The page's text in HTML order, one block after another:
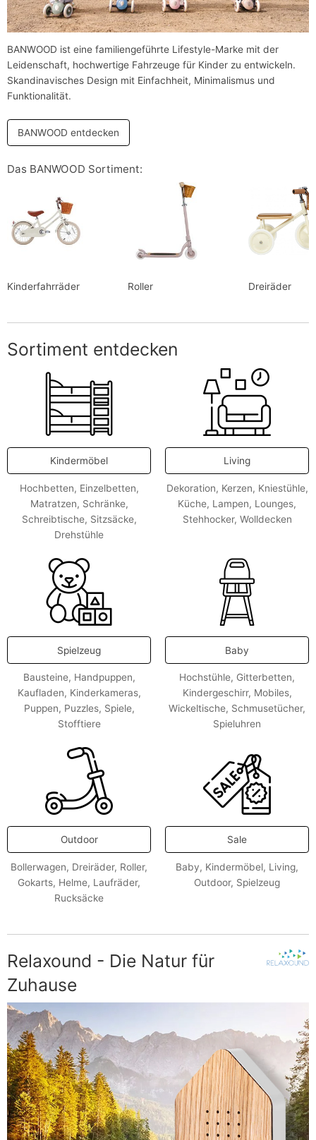
BANWOOD ist eine familiengeführte Lifestyle-Marke mit der
Leidenschaft, hochwertige Fahrzeuge für Kinder zu entwickeln.
Skandinavisches Design mit Einfachheit, Minimalismus und
Funktionalität.
BANWOOD entdecken
Das BANWOOD Sortiment:
Kinderfahrräder Roller Dreiräder
Sortiment entdecken
Kindermöbel
Hochbetten, Einzelbetten,
Matratzen, Schränke,
Schreibtische, Sitzsäcke,
Drehstühle
Living
Dekoration, Kerzen, Kniestühle,
Küche, Lampen, Lounges,
Stehhocker, Wolldecken
Spielzeug
Bausteine, Handpuppen,
Kaufladen, Kinderkameras,
Puppen, Puzzles, Spiele,
Stofftiere
Baby
Hochstühle, Gitterbetten,
Kindergeschirr, Mobiles,
Wickeltische, Schmusetücher,
Spieluhren
Outdoor
Bollerwagen, Dreiräder, Roller,
Gokarts, Helme, Laufräder,
Rucksäcke
Sale
Baby, Kindermöbel, Living,
Outdoor, Spielzeug
Relaxound - Die Natur für
Zuhause